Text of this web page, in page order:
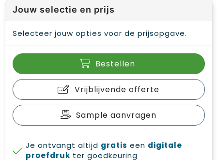
Jouw selectie en prijs
Selecteer jouw opties voor de prijsopgave.
Bestellen
Vrijblijvende offerte
Sample aanvragen
Je ontvangt altijd gratis een digitale
proefdruk ter goedkeuring